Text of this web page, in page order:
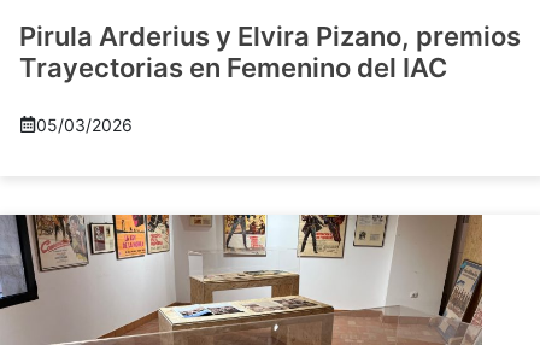
Pirula Arderius y Elvira Pizano, premios
Trayectorias en Femenino del IAC
05/03/2026